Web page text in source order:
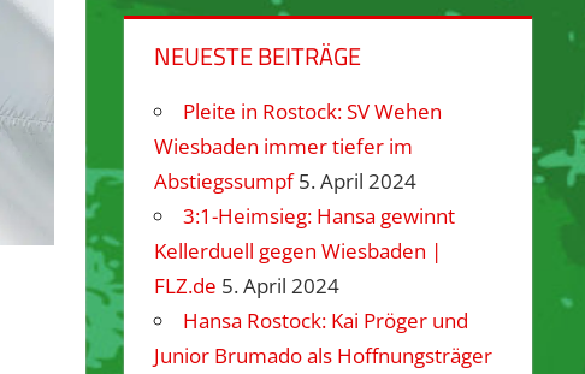
NEUESTE BEITRÄGE
Pleite in Rostock: SV Wehen
Wiesbaden immer tiefer im
Abstiegssumpf 5. April 2024
3:1-Heimsieg: Hansa gewinnt
Kellerduell gegen Wiesbaden |
FLZ.de 5. April 2024
Hansa Rostock: Kai Pröger und
Junior Brumado als Hoffnungsträger